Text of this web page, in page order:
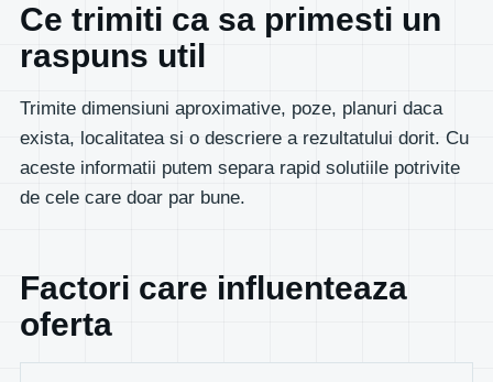
Ce trimiti ca sa primesti un
raspuns util
Trimite dimensiuni aproximative, poze, planuri daca
exista, localitatea si o descriere a rezultatului dorit. Cu
aceste informatii putem separa rapid solutiile potrivite
de cele care doar par bune.
Factori care influenteaza
oferta